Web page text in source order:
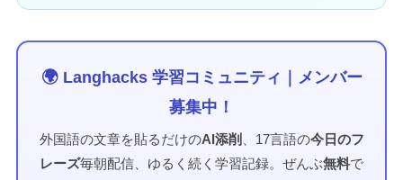
🌍 Langhacks 学習コミュニティ｜メンバー
募集中！
外国語の文章を貼るだけのAI添削 、17言語の今日のフ
レーズ毎朝配信、ゆるく続く学習記録。ぜんぶ無料で